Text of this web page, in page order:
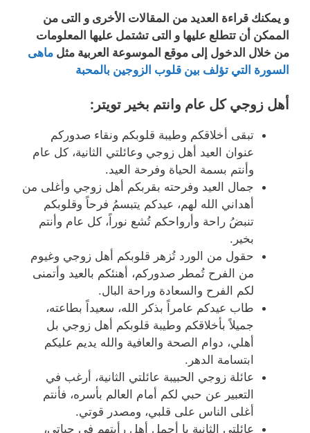
و يمكنك قراءة العديد من المقالات الأخرى و التى من
الممكن أن تتطلع عليها و التى تشتمل عليها المعلومات
من خلال الدخول إلى موقع الموسوعة العربية مثل ماهى
السورة التي تؤلف بين قلوب الزوجين بالمحبة
أهل زوجي كل عام وانتم بخير تويتر :
تبقى أخلاقكم وطيبة قلوبكم ونقاء صدوركم
عنوان العيد أهل زوجي وعائلتي الثانية، كل عام
وأنتم بسمة الحياة وفرحة العيد.
جمال العيد وفرحته بقربكم أهل زوجي وأغلى من
أهداني الله لهم، عيدكم يتبسمُ فرحاً وقلوبكم
تنبضُ راحة وأرواحكم تُشع نوراً، كل عام وأنتم
بخير.
حقول من الورد تُزهر قلوبكم أهل زوجي وغيوم
من الفرح تُمطر صدوركم، أهنئكم بالعيد وأتمنى
لكم الفرح والسعادة وراحة البال.
طاب عيدكم عامراً بذكر الله، سعيداً بطاعته،
جميلاً بأخلاقكم وطيبة قلوبكم أهل زوجي بل
أهلي، دوام الصحة والعافية والله يديم عليكم
ابتسامة الدهر.
عائلة زوجي الحبيبة عائلتي الثانية، أرغب في
التعبير عن حبي لكم أمام العالم بأسره، فأنتم
أغلى الناس على قلبي، ومصدر قوتي.
عائلتي الثانية يا أجمل أهل رأيتهم في حياتي،